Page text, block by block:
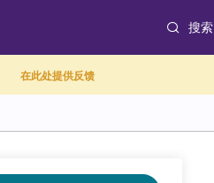
搜索
在此处提供反馈